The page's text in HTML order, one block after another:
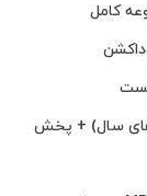
کامل
های سال) + پخش